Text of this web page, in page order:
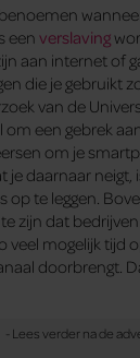
een verslaving
aan internet of
die je gebruikt
van de
om een gebrek
om je
je daarnaar
op te leggen.
zijn dat
veel mogelijk tijd
doorbrengt.